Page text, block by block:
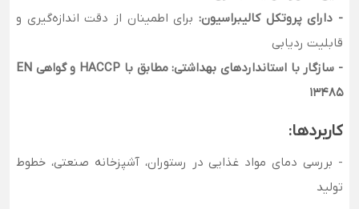
- دارای پروتکل کالیبراسیون: برای اطمینان از دقت اندازه‌گیری و
قابلیت ردیابی
- سازگار با استانداردهای بهداشتی:
مطابق با HACCP و گواهی EN
13485
کاربردها:
- بررسی دمای مواد غذایی در رستوران، آشپزخانه صنعتی، خطوط
تولید